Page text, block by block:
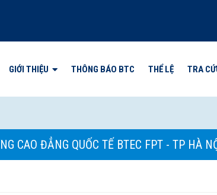
GIỚI THIỆU THÔNG BÁO BTC THỂ LỆ TRA
CAO ĐẲNG QUỐC TẾ BTEC FPT - TP HÀ